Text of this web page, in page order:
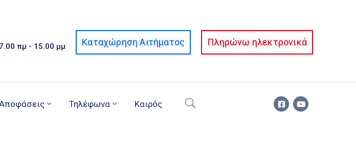
πμ - 15.00 μμ Καταχώρηση Αιτήματος Πληρώνω ηλεκτρονικά
Τηλέφωνα Καιρός